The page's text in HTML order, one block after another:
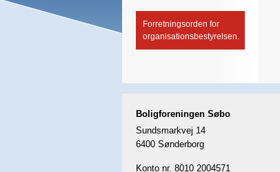
Forretningsorden for
organisationsbestyrelsen.
Boligforeningen Søbo
Sundsmarkvej 14
6400 Sønderborg
Konto nr. 8010 2004571